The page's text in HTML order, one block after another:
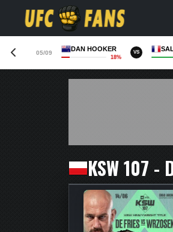
05/09
DAN HOOKER
18%
VS
KSW 107 -